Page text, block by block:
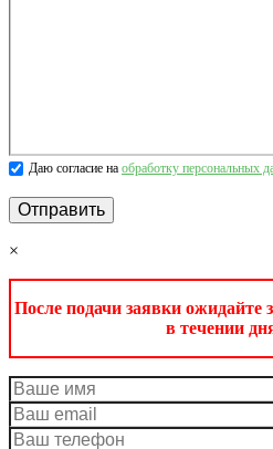
Даю согласие на обработку персональных
×
После подачи заявки ожидайте
в течении